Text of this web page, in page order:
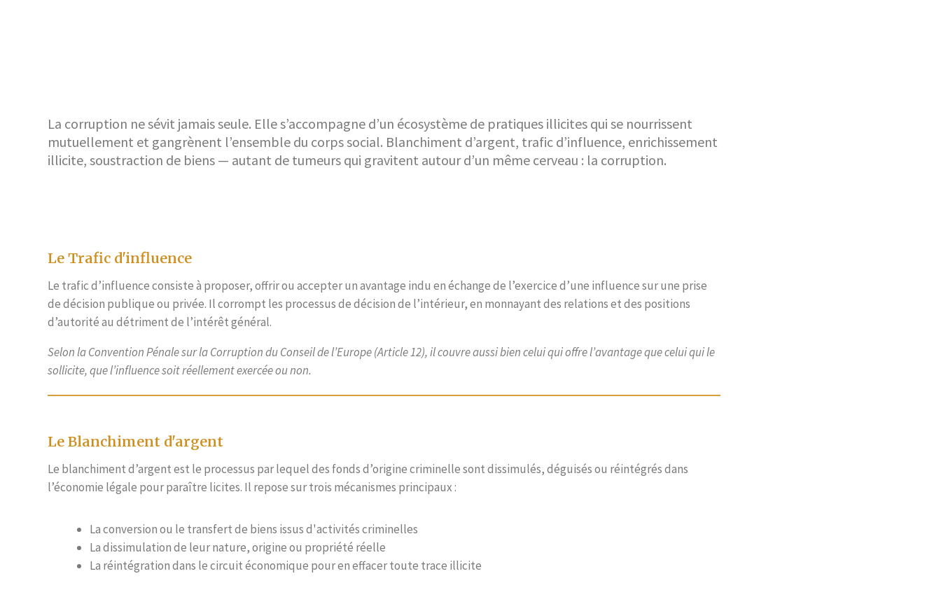
La corruption ne sévit jamais seule. Elle s’accompagne d’un écosystème de pratiques illicites qui se nourrissent
mutuellement et gangrènent l’ensemble du corps social. Blanchiment d’argent, trafic d’influence, enrichissement
illicite, soustraction de biens — autant de tumeurs qui gravitent autour d’un même cerveau : la corruption.
Le Trafic d'influence
Le trafic d’influence consiste à proposer, offrir ou accepter un avantage indu en échange de l’exercice d’une influence sur une prise
de décision publique ou privée. Il corrompt les processus de décision de l’intérieur, en monnayant des relations et des positions
d’autorité au détriment de l’intérêt général.
Selon la Convention Pénale sur la Corruption du Conseil de l’Europe (Article 12), il couvre aussi bien celui qui offre l’avantage que celui qui le
sollicite, que l’influence soit réellement exercée ou non.
Le Blanchiment d'argent
Le blanchiment d’argent est le processus par lequel des fonds d’origine criminelle sont dissimulés, déguisés ou réintégrés dans
l’économie légale pour paraître licites. Il repose sur trois mécanismes principaux :
La conversion ou le transfert de biens issus d'activités criminelles
La dissimulation de leur nature, origine ou propriété réelle
La réintégration dans le circuit économique pour en effacer toute trace illicite